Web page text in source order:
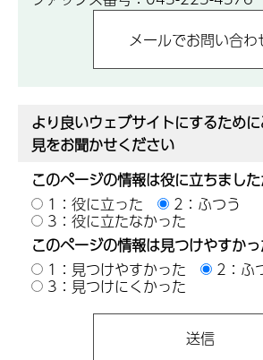
より良いウェブサイトにするため
見をお聞かせください
このページの情報は役に立ちました
1：役に立った
2：ふつう
3：役に立たなかった
このページの情報は見つけやすか
1：見つけやすかった
2：ふ
3：見つけにくかった